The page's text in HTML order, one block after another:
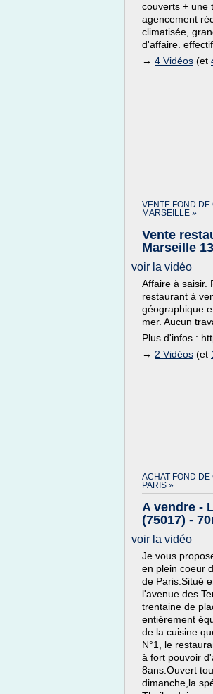
couverts + une
agencement
climatisée,
d'affaire. effectif
→ 4 Vidéos (et
VENTE FOND
MARSEILLE »
Vente
Marseille
voir la vidéo
Affaire à saisir.
restaurant à
géographique
mer. Aucun
Plus d'infos :
→ 2 Vidéos (et
ACHAT FOND
PARIS »
A vendre -
(75017) -
voir la vidéo
Je vous
en plein coeur
de Paris.Situé
l'avenue des
trentaine de
entiérement
de la cuisine
N°1, le
à fort pouvoir
8ans.Ouvert
dimanche,la